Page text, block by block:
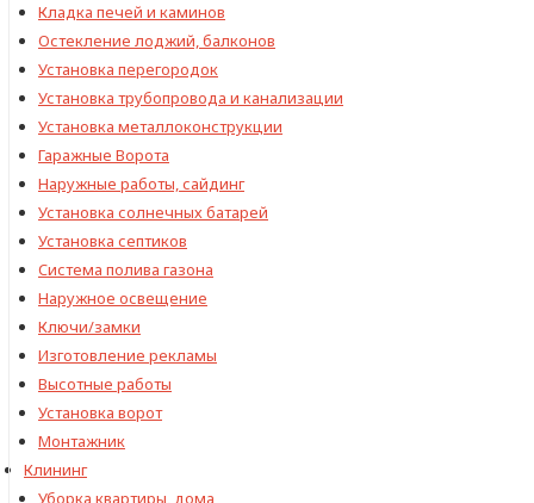
Кладка печей и каминов
Остекление лоджий, балконов
Установка перегородок
Установка трубопровода и канализации
Установка металлоконструкции
Гаражные Ворота
Наружные работы, сайдинг
Установка солнечных батарей
Установка септиков
Cистема полива газона
Наружное освещение
Ключи/замки
Изготовление рекламы
Высотные работы
Установка ворот
Монтажник
Клининг
Уборка квартиры, дома